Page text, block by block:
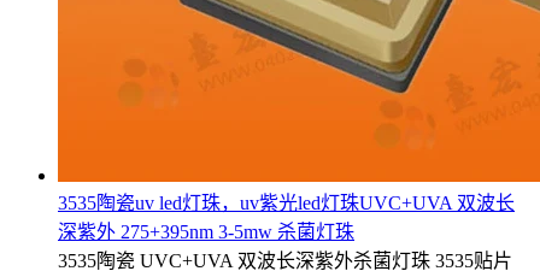
3535陶瓷uv led灯珠，uv紫光led灯珠UVC+UVA 双波长
深紫外 275+395nm 3-5mw 杀菌灯珠
3535陶瓷 UVC+UVA 双波长深紫外杀菌灯珠 3535贴片